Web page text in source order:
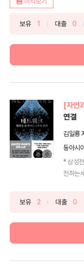
보유 1 대출 0
[자연
연결
김일룡
동아시
* 삼성
전하는
보유 2 대출 0